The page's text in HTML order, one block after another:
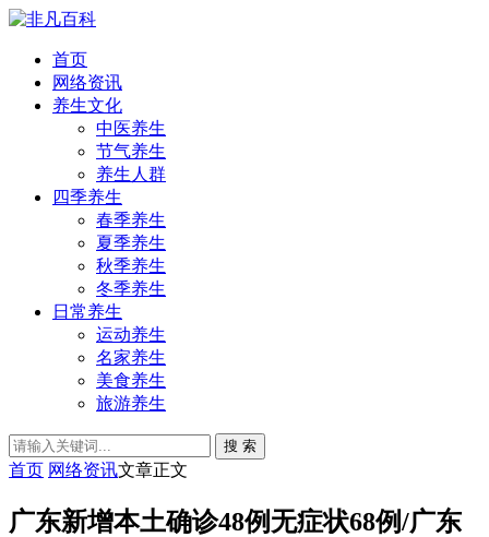
首页
网络资讯
养生文化
中医养生
节气养生
养生人群
四季养生
春季养生
夏季养生
秋季养生
冬季养生
日常养生
运动养生
名家养生
美食养生
旅游养生
搜 索
首页 网络资讯文章正文
广东新增本土确诊48例无症状68例/广东